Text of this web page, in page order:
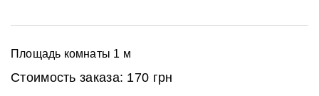
Площадь комнаты 1 м
Стоимость заказа: 170 грн